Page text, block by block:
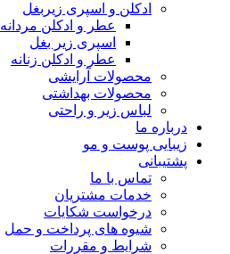
ادکلن و اسپری زیربغل
عطر و ادکلن مردانه
اسپری زیر بغل
عطر و ادکلن زنانه
محصولات آرایشی
محصولات بهداشتی
لباس زیر و راحتی
درباره ما
زیبایی پوست و مو
پشتیبانی
تماس با ما
خدمات مشتریان
درخواست شکایات
شیوه های پرداخت و حمل
شرایط و مقررات